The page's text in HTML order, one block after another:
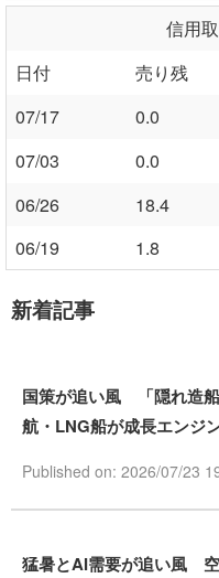
信用
日付
売り残
07/17
0.0
07/03
0.0
06/26
18.4
06/19
1.8
新着記事
国策が追い風 「隠れ造
航・LNG船が成長エンジ
Published on: 2026/07/23
猛暑とAI需要が追い風